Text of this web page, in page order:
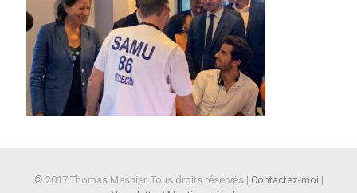
© 2017 Thomas Mesnier. Tous droits réservés | Contactez-moi |